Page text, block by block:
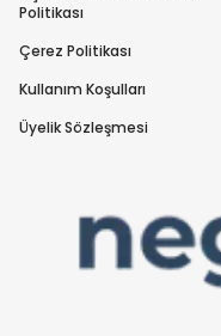
Politikası
Çerez Politikası
Kullanım Koşulları
Üyelik Sözleşmesi